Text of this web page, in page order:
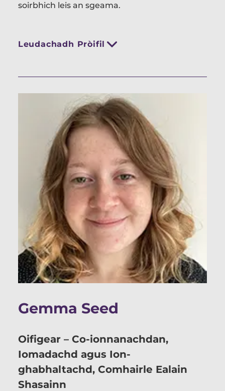
soirbhich leis an sgeama.
Leudachadh Pròifil
Gemma Seed
Oifigear – Co-ionnanachdan,
Iomadachd agus Ion-
ghabhaltachd, Comhairle Ealain
Shasainn